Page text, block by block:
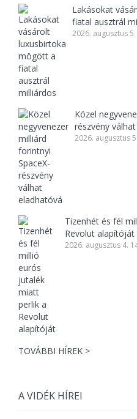
Lakásokat
fiatal ausztrál
2026. augusztus
Közel
részvény
2026. augusztus
Tizenhét és fél
Revolut alapítóját
2026. augusztus 4.
TOVÁBBI HÍREK >
A VIDÉK HÍREI